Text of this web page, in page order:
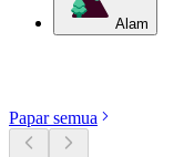
Alam
Papar semua